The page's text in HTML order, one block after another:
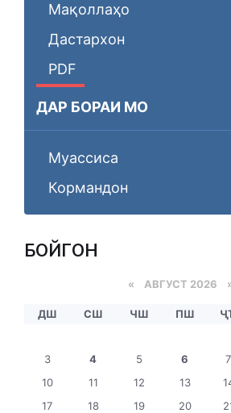
Мақоллаҳо
Дастархон
PDF
ДАР БОРАИ МО
Муассиса
Кормандон
БОЙГОНӢ
« АВГУСТ 2026
ДШ СШ ЧШ ПШ
3
4 5 6 7
10
11 12 13
17
18 19 20